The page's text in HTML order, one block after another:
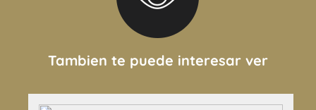
Tambien te puede interesar ver